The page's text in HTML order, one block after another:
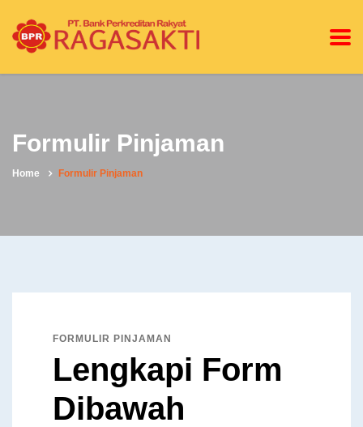
Formulir Pinjaman
Home Formulir Pinjaman
FORMULIR PINJAMAN
Lengkapi Form
Dibawah